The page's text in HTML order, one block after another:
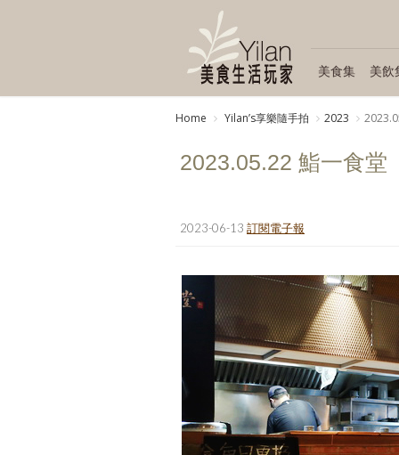
美食集 美飲
Home Yilanʼs享樂隨手拍 2023
2023.05.22 鮨一食堂
2023-06-13 訂閱電子報